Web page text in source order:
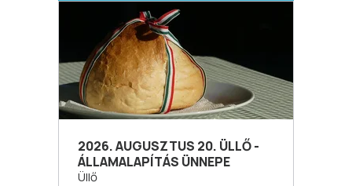
2026. AUGUSZTUS 20. ÜLLŐ -
ÁLLAMALAPÍTÁS ÜNNEPE
Üllő